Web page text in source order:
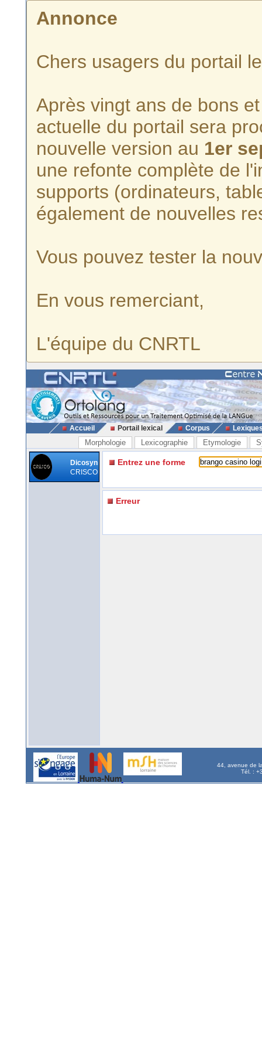
Annonce
Chers usagers du portail
Après vingt ans de bons
actuelle du portail sera
nouvelle version au 1er
une refonte complète de
supports (ordinateurs,
également de nouvelles
Vous pouvez tester la
En vous remerciant,
L'équipe du CNRTL
Accueil Portail lexical Corpus
Morphologie Lexicographie Etymologie
Dicosyn
CRISCO
Entrez une forme
Erreur
44, avenue de
Tél. :